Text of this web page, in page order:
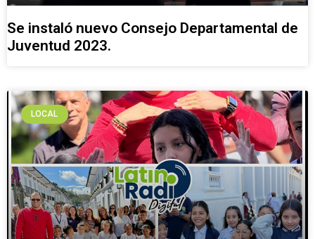
Se instaló nuevo Consejo Departamental de
Juventud 2023.
LOCAL